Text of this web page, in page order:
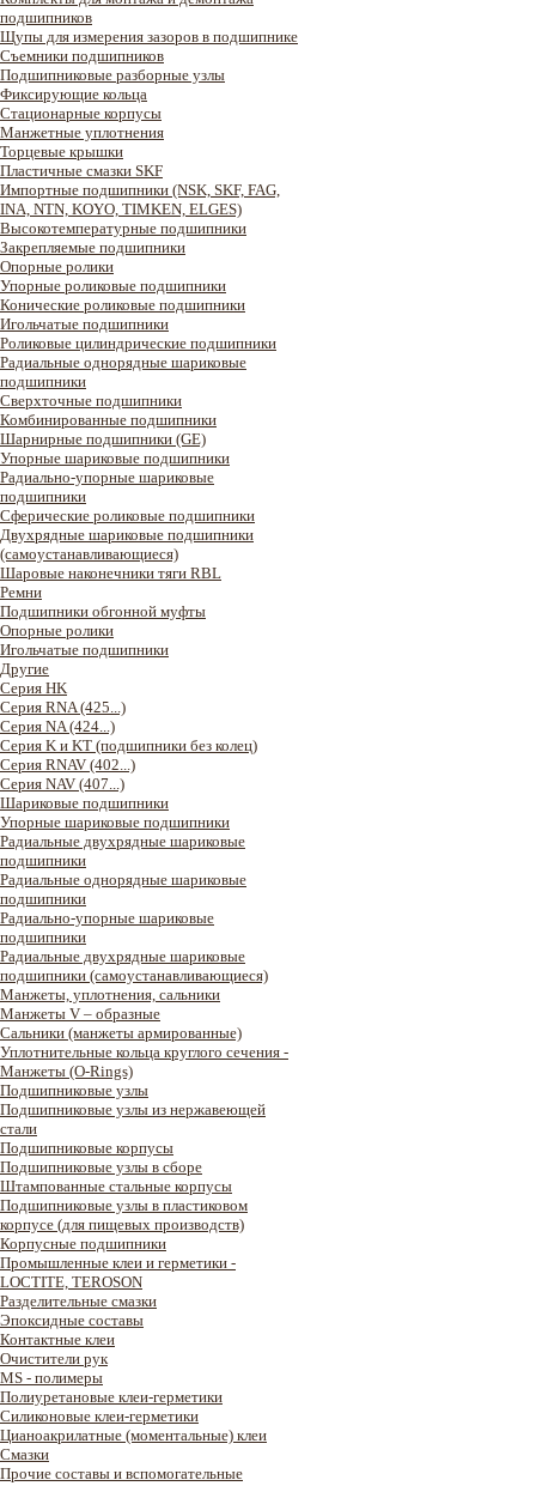
подшипников
Щупы для измерения зазоров в подшипнике
Съемники подшипников
Подшипниковые разборные узлы
Фиксирующие кольца
Стационарные корпусы
Манжетные уплотнения
Торцевые крышки
Пластичные смазки SKF
Импортные подшипники (NSK, SKF, FAG,
INA, NTN, KOYO, TIMKEN, ELGES)
Высокотемпературные подшипники
Закрепляемые подшипники
Опорные ролики
Упорные роликовые подшипники
Конические роликовые подшипники
Игольчатые подшипники
Роликовые цилиндрические подшипники
Радиальные однорядные шариковые
подшипники
Сверхточные подшипники
Комбинированные подшипники
Шарнирные подшипники (GE)
Упорные шариковые подшипники
Радиально-упорные шариковые
подшипники
Сферические роликовые подшипники
Двухрядные шариковые подшипники
(самоустанавливающиеся)
Шаровые наконечники тяги RBL
Ремни
Подшипники обгонной муфты
Опорные ролики
Игольчатые подшипники
Другие
Серия HK
Серия RNA (425...)
Серия NA (424...)
Серия K и KT (подшипники без колец)
Серия RNAV (402...)
Серия NAV (407...)
Шариковые подшипники
Упорные шариковые подшипники
Радиальные двухрядные шариковые
подшипники
Радиальные однорядные шариковые
подшипники
Радиально-упорные шариковые
подшипники
Радиальные двухрядные шариковые
подшипники (самоустанавливающиеся)
Манжеты, уплотнения, сальники
Манжеты V – образные
Сальники (манжеты армированные)
Уплотнительные кольца круглого сечения -
Манжеты (O-Rings)
Подшипниковые узлы
Подшипниковые узлы из нержавеющей
стали
Подшипниковые корпусы
Подшипниковые узлы в сборе
Штампованные стальные корпусы
Подшипниковые узлы в пластиковом
корпусе (для пищевых производств)
Корпусные подшипники
Промышленные клеи и герметики -
LOCTITE, TEROSON
Разделительные смазки
Эпоксидные составы
Контактные клеи
Очистители рук
MS - полимеры
Полиуретановые клеи-герметики
Силиконовые клеи-герметики
Цианоакрилатные (моментальные) клеи
Смазки
Прочие составы и вспомогательные